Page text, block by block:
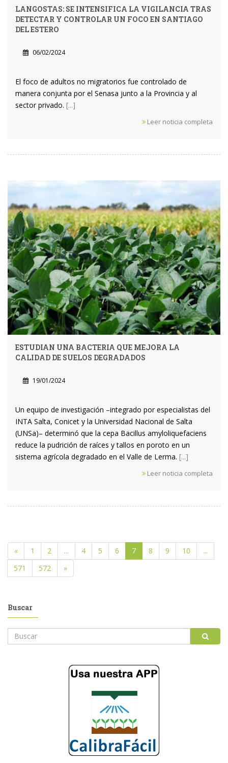
LANGOSTAS: SE INTENSIFICA LA VIGILANCIA TRAS
DETECTAR Y CONTROLAR UN FOCO EN SANTIAGO
DEL ESTERO
06/02/2024
El foco de adultos no migratorios fue controlado de
manera conjunta por el Senasa junto a la Provincia y al
sector privado. [...]
Leer noticia completa
ESTUDIAN UNA BACTERIA QUE MEJORA LA
CALIDAD DE SUELOS DEGRADADOS
19/01/2024
Un equipo de investigación –integrado por especialistas del
INTA Salta, Conicet y la Universidad Nacional de Salta
(UNSa)– determinó que la cepa Bacillus amyloliquefaciens
reduce la pudrición de raíces y tallos en poroto en un
sistema agrícola degradado en el Valle de Lerma. [...]
Leer noticia completa
« 1 2 ... 4 5 6 7 8 9 10
...
571
572 »
Buscar